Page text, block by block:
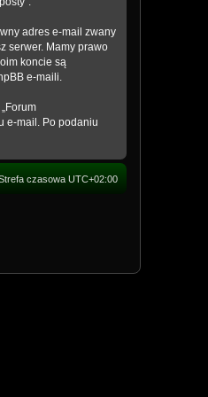
adres e-mail zwany
serwer. Mamy prawo
koncie są
e-maili.
e-mail. Po podaniu
czasowa UTC+02:00